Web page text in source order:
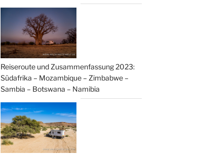
Reiseroute und Zusammenfassung 2023:
Südafrika – Mozambique – Zimbabwe –
Sambia – Botswana – Namibia